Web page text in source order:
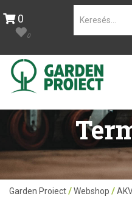
0
0
Garden Proiect/Webshop /